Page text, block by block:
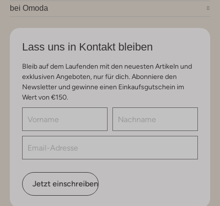
bei Omoda
Lass uns in Kontakt bleiben
Bleib auf dem Laufenden mit den neuesten Artikeln und
exklusiven Angeboten, nur für dich. Abonniere den
Newsletter und gewinne einen Einkaufsgutschein im
Wert von €150.
Jetzt einschreiben